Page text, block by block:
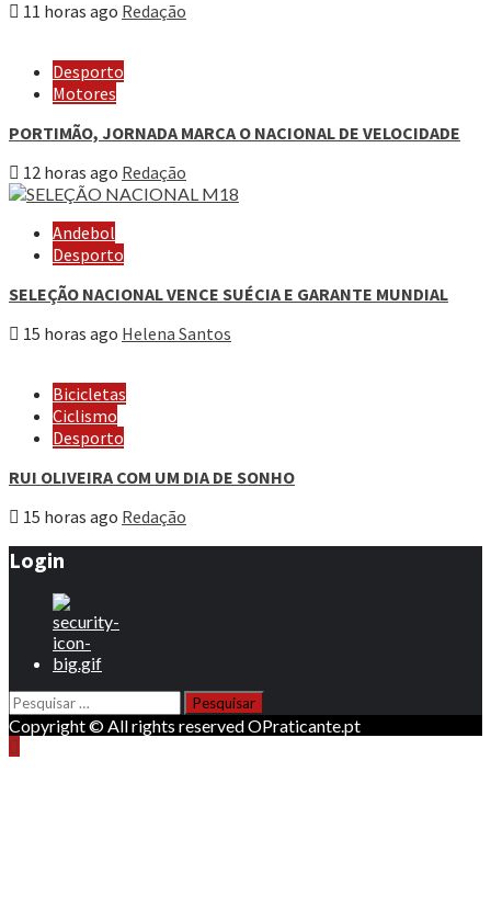
11 horas ago Redação
Desporto
Motores
PORTIMÃO, JORNADA MARCA O NACIONAL DE VELOCIDADE
12 horas ago Redação
Andebol
Desporto
SELEÇÃO NACIONAL VENCE SUÉCIA E GARANTE MUNDIAL
15 horas ago Helena Santos
Bicicletas
Ciclismo
Desporto
RUI OLIVEIRA COM UM DIA DE SONHO
15 horas ago Redação
Login
Pesquisar
por:
Copyright © All rights reserved OPraticante.pt